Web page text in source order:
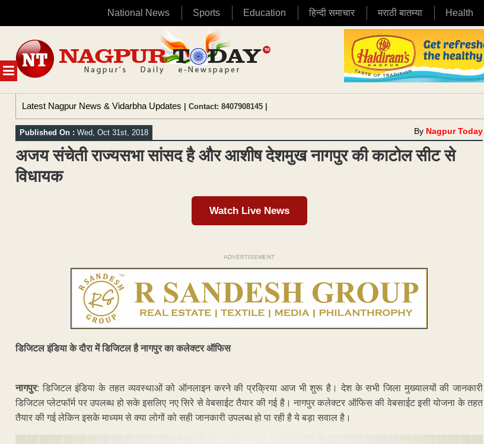
National News Sports Education हिन्दी समाचार मराठी बातम्या Health
MENU
content
Latest Nagpur News & Vidarbha Updates | Contact: 8407908145 |
Published On : Wed, Oct 31st, 2018 By Nagpur Today
अजय संचेती राज्यसभा सांसद है और आशीष देशमुख नागपुर की काटोल सीट से
विधायक
Watch Live News
ADVERTISEMENT
डिजिटल इंडिया के दौरा में डिजिटल है नागपुर का कलेक्टर ऑफिस
नागपुर: डिजिटल इंडिया के तहत व्यवस्थाओं को ऑनलाइन करने की प्रक्रिया आज भी शुरू है। देश के सभी जिला मुख्यालयों की जानकारी
डिजिटल प्लेटफॉर्म पर उपलब्ध हो सके इसलिए नए सिरे से वेबसाईट तैयार की गई है। नागपुर कलेक्टर ऑफिस की वेबसाईट इसी योजना के तहत
तैयार की गई लेकिन इसके माध्यम से क्या लोगों को सही जानकारी उपलब्ध हो पा रही है ये बड़ा सवाल है।